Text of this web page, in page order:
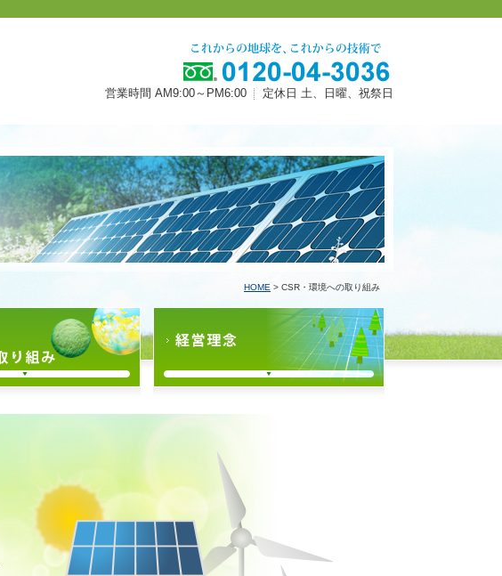
営業時間 AM9:00～PM6:00 定休日 土、日曜、祝祭日
HOME > CSR・環境への取り組み